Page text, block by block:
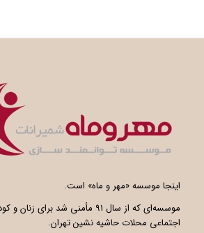
اینجا موسسه «مهر و ماه» است.
موسسه‌ای که از سال ۹۱ مأمنی شد
اجتماعی محلات حاشیه نشین تهران.